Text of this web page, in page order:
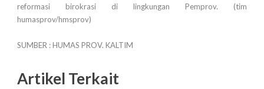
reformasi birokrasi di lingkungan Pemprov. (tim
humasprov/hmsprov)
SUMBER : HUMAS PROV. KALTIM
Artikel Terkait